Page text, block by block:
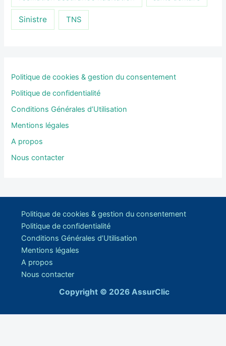
Sinistre TNS
Politique de cookies & gestion du consentement
Politique de confidentialité
Conditions Générales d’Utilisation
Mentions légales
A propos
Nous contacter
Politique de cookies & gestion du consentement
Politique de confidentialité
Conditions Générales d’Utilisation
Mentions légales
A propos
Nous contacter
Copyright © 2026 AssurClic